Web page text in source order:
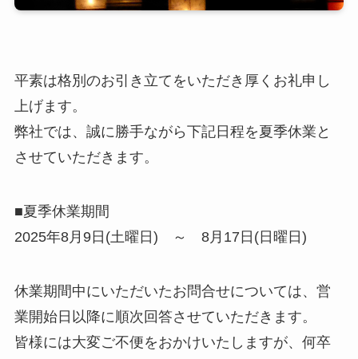
平素は格別のお引き立てをいただき厚くお礼申し
上げます。
弊社では、誠に勝手ながら下記日程を夏季休業と
させていただきます。
■夏季休業期間
2025年8月9日(土曜日) ～ 8月17日(日曜日)
休業期間中にいただいたお問合せについては、営
業開始日以降に順次回答させていただきます。
皆様には大変ご不便をおかけいたしますが、何卒